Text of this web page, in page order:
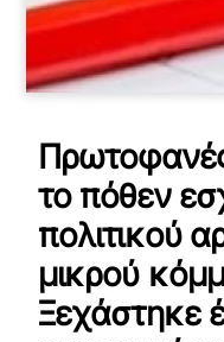
το πόθεν
πολιτικού
μικρού
Ξεχάστηκε